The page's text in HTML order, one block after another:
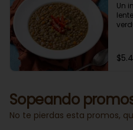
Un
Sopeando
No te pierdas esta promos,